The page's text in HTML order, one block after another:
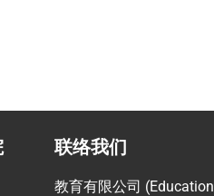
联络我们
教育有限公司 (Education